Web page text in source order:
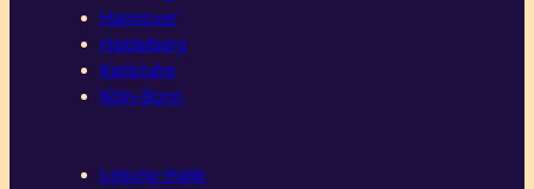
Hannover
Heidelberg
Karlsruhe
Köln-Bonn
Leipzig-Halle